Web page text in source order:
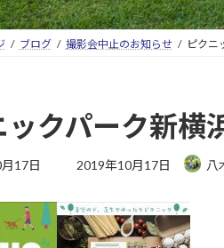
ブログ 撮影会中止のお知らせ ピクニ
ックパーク新横
17日 2019年10月17日 八